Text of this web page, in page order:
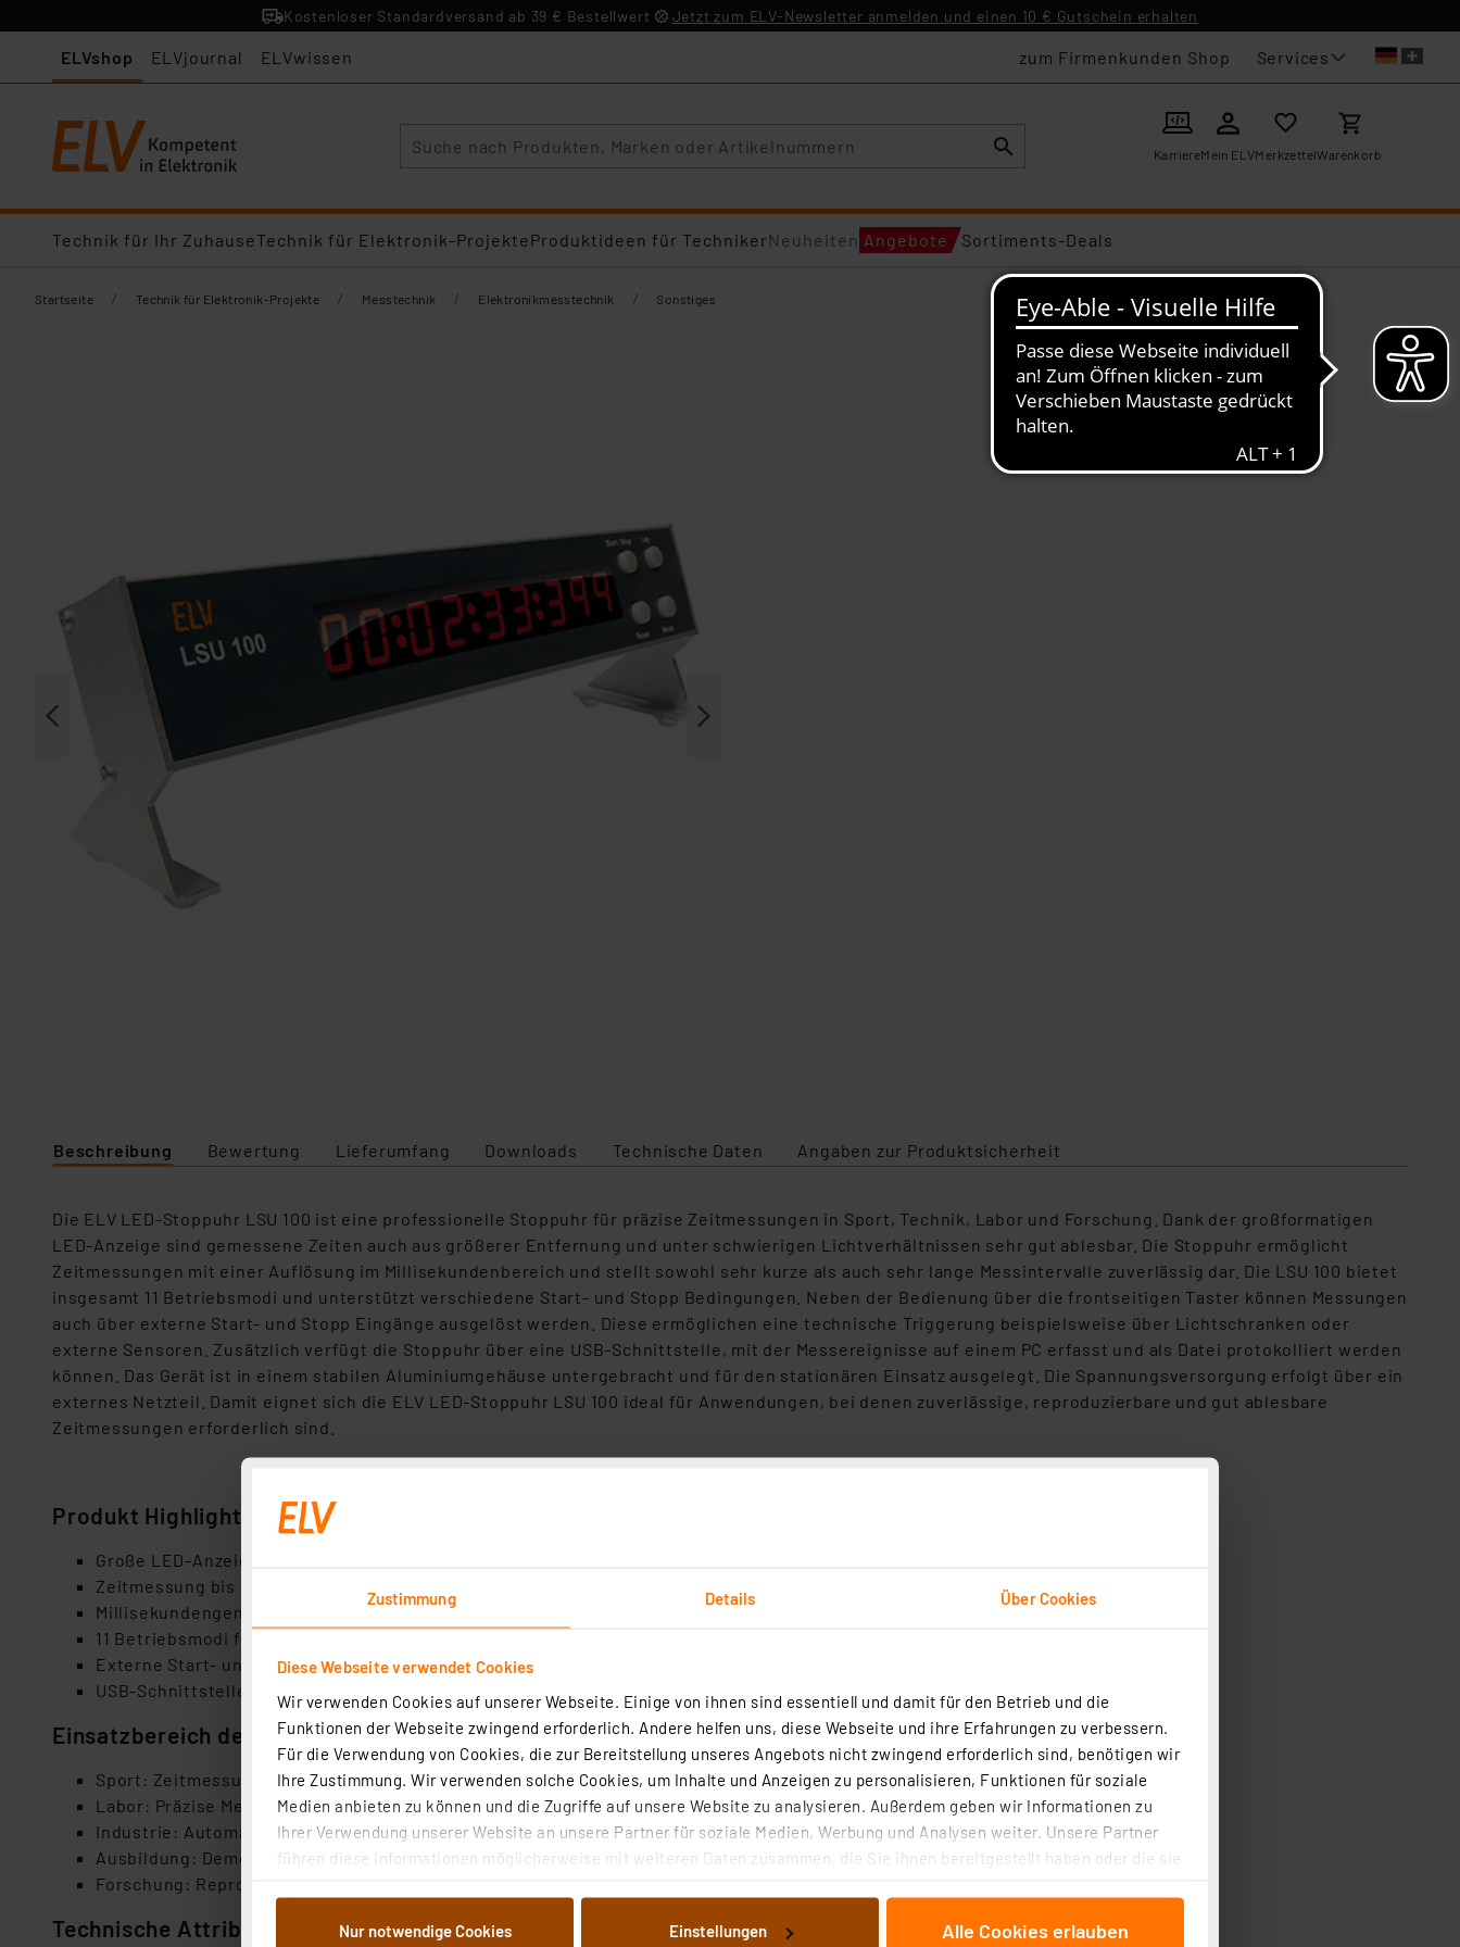
Zustimmung Details Über Cookies
Diese Webseite verwendet Cookies
Wir verwenden Cookies auf unserer Webseite. Einige von ihnen sind essentiell und damit für den Betrieb und die
Funktionen der Webseite zwingend erforderlich. Andere helfen uns, diese Webseite und ihre Erfahrungen zu verbessern.
Für die Verwendung von Cookies, die zur Bereitstellung unseres Angebots nicht zwingend erforderlich sind, benötigen wir
Ihre Zustimmung. Wir verwenden solche Cookies, um Inhalte und Anzeigen zu personalisieren, Funktionen für soziale
Medien anbieten zu können und die Zugriffe auf unsere Website zu analysieren. Außerdem geben wir Informationen zu
Ihrer Verwendung unserer Website an unsere Partner für soziale Medien, Werbung und Analysen weiter. Unsere Partner
führen diese Informationen möglicherweise mit weiteren Daten zusammen, die Sie ihnen bereitgestellt haben oder die sie
Weiterverarbeitung für die nachfolgend dargestellten bzw. die von Ihnen ausgewählten Verarbeitungszwecke (Art. 6
Nur notwendige Cookies Einstellungen Alle Cookies erlauben
Kostenloser Standardversand ab 39 € Bestellwert Jetzt zum ELV-Newsletter anmelden und einen 10 € Gutschein erhalten
ELVshop ELVjournal ELVwissen zum Firmenkunden Shop Services
KarriereMein ELVMerkzettelWarenkorb
Technik für Ihr ZuhauseTechnik für Elektronik-ProjekteProduktideen für TechnikerNeuheiten Angebote Sortiments-Deals
Startseite / Technik für Elektronik-Projekte / Messtechnik / Elektronikmesstechnik / Sonstiges
Beschreibung Bewertung Lieferumfang Downloads Technische Daten Angaben zur Produktsicherheit
Die ELV LED‑Stoppuhr LSU 100 ist eine professionelle Stoppuhr für präzise Zeitmessungen in Sport, Technik, Labor und Forschung. Dank der großformatigen
LED‑Anzeige sind gemessene Zeiten auch aus größerer Entfernung und unter schwierigen Lichtverhältnissen sehr gut ablesbar. Die Stoppuhr ermöglicht
Zeitmessungen mit einer Auflösung im Millisekundenbereich und stellt sowohl sehr kurze als auch sehr lange Messintervalle zuverlässig dar. Die LSU 100 bietet
insgesamt 11 Betriebsmodi und unterstützt verschiedene Start‑ und Stopp Bedingungen. Neben der Bedienung über die frontseitigen Taster können Messungen
auch über externe Start‑ und Stopp Eingänge ausgelöst werden. Diese ermöglichen eine technische Triggerung beispielsweise über Lichtschranken oder
externe Sensoren. Zusätzlich verfügt die Stoppuhr über eine USB‑Schnittstelle, mit der Messereignisse auf einem PC erfasst und als Datei protokolliert werden
können. Das Gerät ist in einem stabilen Aluminiumgehäuse untergebracht und für den stationären Einsatz ausgelegt. Die Spannungsversorgung erfolgt über ein
externes Netzteil. Damit eignet sich die ELV LED‑Stoppuhr LSU 100 ideal für Anwendungen, bei denen zuverlässige, reproduzierbare und gut ablesbare
Zeitmessungen erforderlich sind.
Produkt Highlights
Große LED‑Anzeige mit sehr guter Ablesbarkeit
Zeitmessung bis 99 Stunden 59 Minuten 59 Sekunden
Millisekundengenaue Auflösung
11 Betriebsmodi für flexible Messaufgaben
Externe Start‑ und Stopp Eingänge
USB‑Schnittstelle zur Datenausgabe
Einsatzbereich des Produktes
Sport: Zeitmessung bei Training und Wettkampf
Labor: Präzise Messung von Prozesszeiten
Industrie: Automatisierte Zeitmessungen mit Sensoren
Ausbildung: Demonstration und Analyse von Zeitabläufen
Forschung: Reproduzierbare Messungen technischer Vorgänge
Technische Attribute